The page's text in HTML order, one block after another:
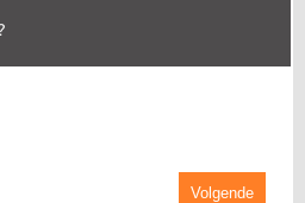
Volgende